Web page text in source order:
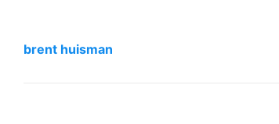
brent huisman